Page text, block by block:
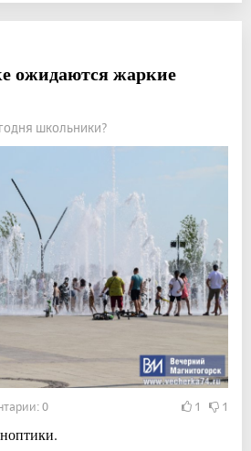
ожидаются жаркие
школьники?
0 1 1